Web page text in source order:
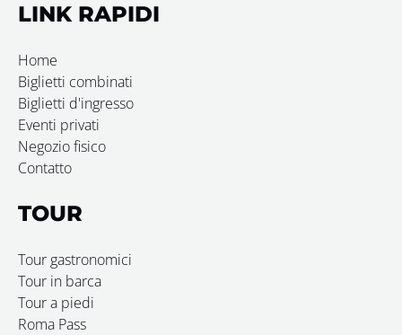
LINK RAPIDI
Home
Biglietti combinati
Biglietti d'ingresso
Eventi privati
Negozio fisico
Contatto
TOUR
Tour gastronomici
Tour in barca
Tour a piedi
Roma Pass